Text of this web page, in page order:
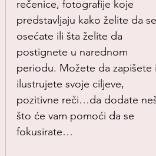
rečenice, fotografije koje
predstavljaju kako želite da se
osećate ili šta želite da
postignete u narednom
periodu. Možete da zapišete
ilustrujete svoje ciljeve,
pozitivne reči…da dodate
što će vam pomoći da se
fokusirate…